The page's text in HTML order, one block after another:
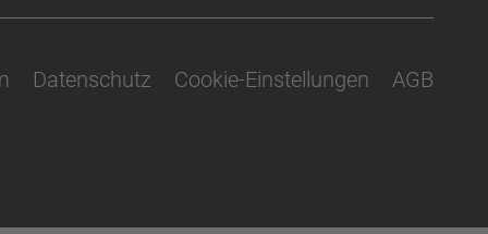
Datenschutz Cookie-Einstellungen AGB